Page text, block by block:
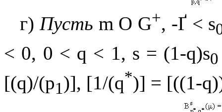
г) Пусть m О G+, -Ґ< s
< 0, 0 < q < 1, s = (1-q)s
[(q)/(p1)], [1/(q*)] = [((1 -q